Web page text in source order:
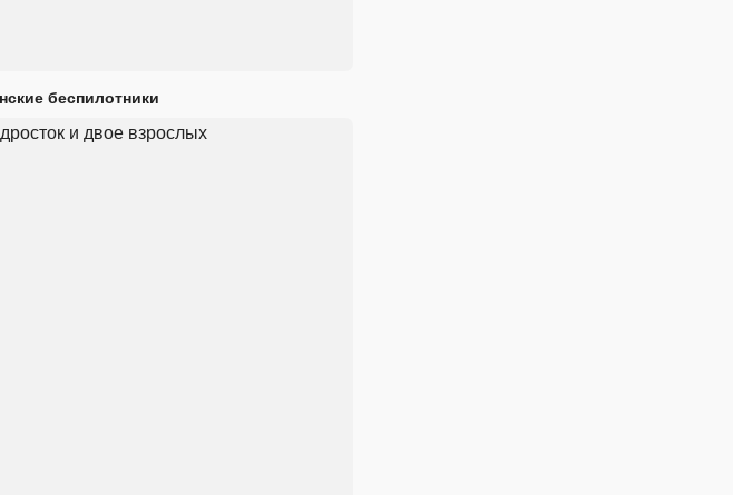
беспилотники